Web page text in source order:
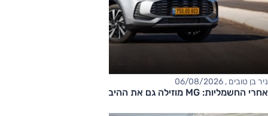
ניר בן טובים , 06/08/2026
אחרי החשמליות: MG מוזילה גם את ההיברידיות